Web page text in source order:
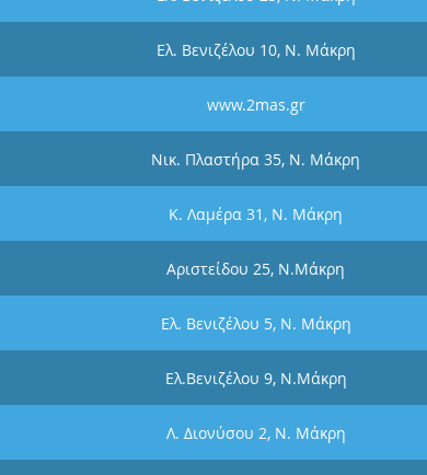
Ελ. Βενιζέλου 10, Ν. Μάκρη
www.2mas.gr
Νικ. Πλαστήρα 35, Ν. Μάκρη
Κ. Λαμέρα 31, Ν. Μάκρη
Αριστείδου 25, Ν.Μάκρη
Ελ. Βενιζέλου 5, Ν. Μάκρη
Ελ.Βενιζέλου 9, Ν.Μάκρη
Λ. Διονύσου 2, Ν. Μάκρη